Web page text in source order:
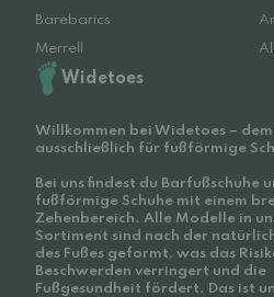
Barebarics
Merrell
Widetoes
Willkommen bei Widetoes –
ausschließlich für fußförmige
Bei uns findest du Barfußschuhe
fußförmige Schuhe mit einem
Zehenbereich. Alle Modelle in
Sortiment sind nach der
des Fußes geformt, was das
Beschwerden verringert und die
Fußgesundheit fördert. Das ist